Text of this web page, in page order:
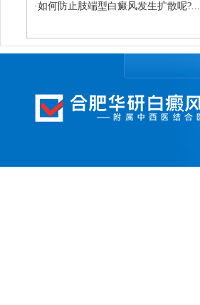
·如何防止肢端型白癜风发生扩散呢?...